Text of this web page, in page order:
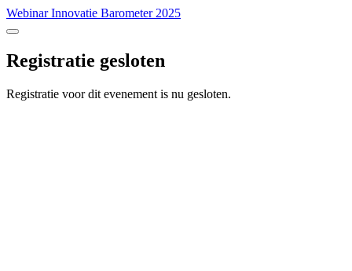
Webinar Innovatie Barometer 2025
Registratie gesloten
Registratie voor dit evenement is nu gesloten.